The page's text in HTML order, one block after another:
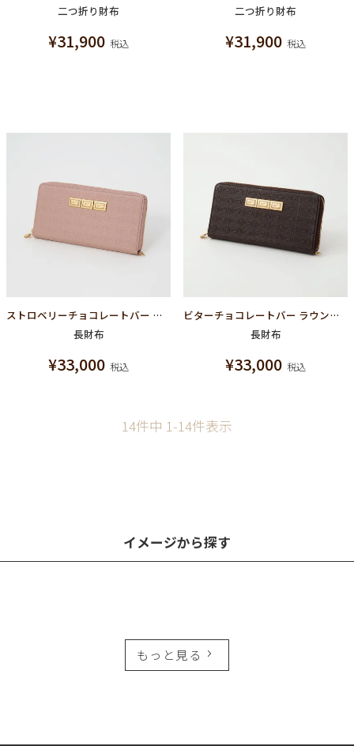
二つ折り財布
¥31,900 税込
二つ折り財布
¥31,900 税込
ストロベリーチョコレートバー ラウンドファスナーウォレット（財布）
長財布
¥33,000 税込
ビターチョコレートバー ラウンドファスナーウォレット（財布）
長財布
¥33,000 税込
14件中 1-14件表示
イメージから探す
もっと見る